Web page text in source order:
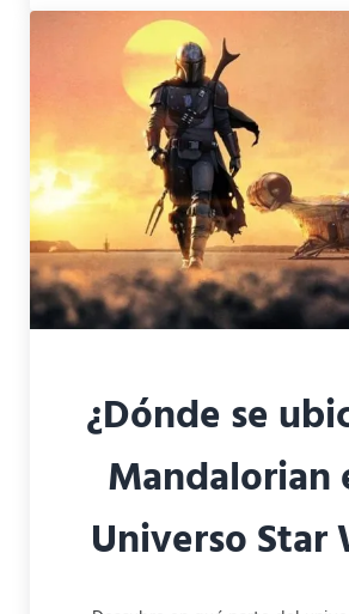
¿Dónde se
Mandalorian
Universo Star